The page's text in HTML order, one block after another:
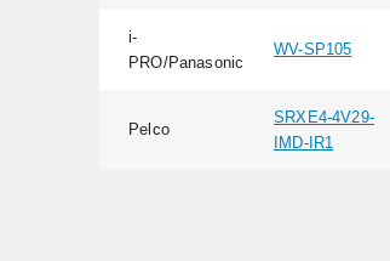
i-
PRO/Panasonic
WV-SP105
Pelco
SRXE4-4V29-
IMD-IR1